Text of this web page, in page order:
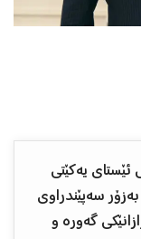
یەکێتی
سەپێندراوی
گەورە و